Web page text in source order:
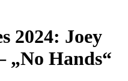
2024: Joey
„No Hands“